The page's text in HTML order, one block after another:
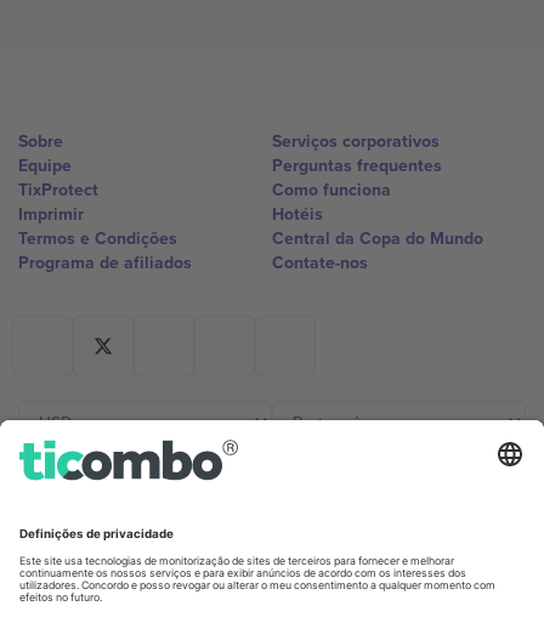
Sobre
Equipe
TixProtect
Imprimir
Termos e Condições
Programa de afiliados
Serviços corporativos
Perguntas frequentes
Como funciona
Hotéis
Central da Copa do Mundo
Contate-nos
Germany
Unter den Linden 24, 10117
United Kingdom
167 City Road, London, Greater